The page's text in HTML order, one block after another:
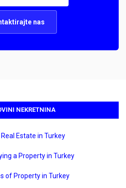
nas
NEKRETNINA
Real Estate in Turkey
a Property in Turkey
of Property in Turkey